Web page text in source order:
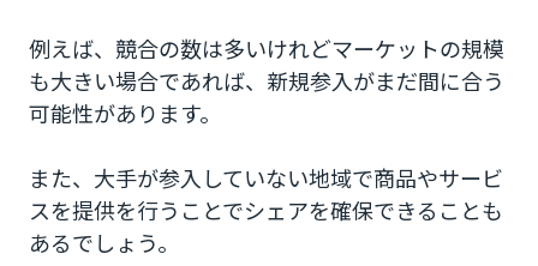
例えば、競合の数は多いけれどマーケットの規模
も大きい場合であれば、新規参入がまだ間に合う
可能性があります。
また、大手が参入していない地域で商品やサービ
スを提供を行うことでシェアを確保できることも
あるでしょう。